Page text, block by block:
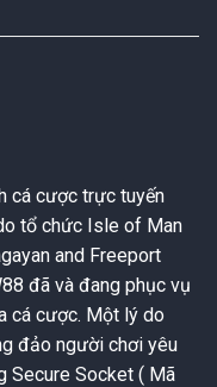
cá cược trực tuyến
tổ chức Isle of Man
and Freeport
đã và đang phục vụ
cá cược. Một lý do
đảo người chơi yêu
Secure Socket ( Mã